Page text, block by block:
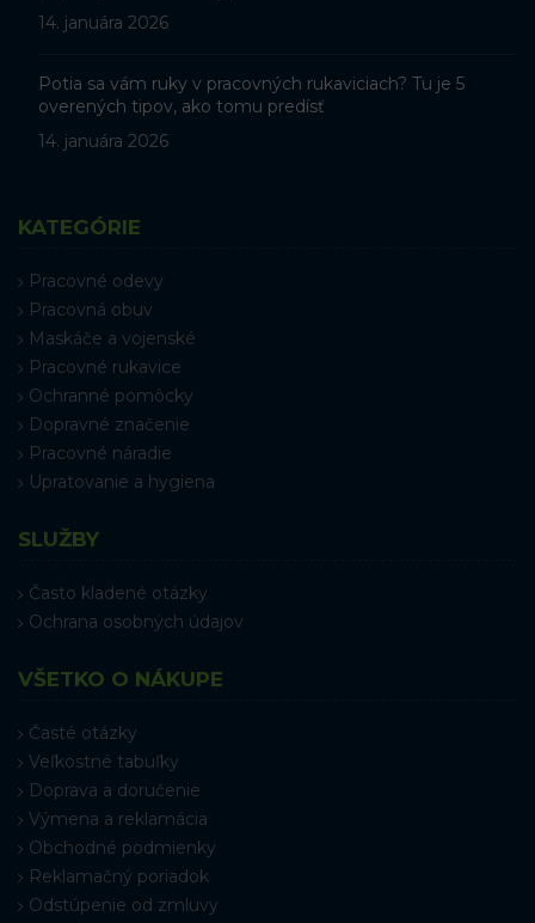
14. januára 2026
Potia sa vám ruky v pracovných rukaviciach? Tu je 5
overených tipov, ako tomu predísť
14. januára 2026
KATEGÓRIE
Pracovné odevy
Pracovná obuv
Maskáče a vojenské
Pracovné rukavice
Ochranné pomôcky
Dopravné značenie
Pracovné náradie
Upratovanie a hygiena
SLUŽBY
Často kladené otázky
Ochrana osobných údajov
VŠETKO O NÁKUPE
Časté otázky
Veľkostné tabuľky
Doprava a doručenie
Výmena a reklamácia
Obchodné podmienky
Reklamačný poriadok
Odstúpenie od zmluvy